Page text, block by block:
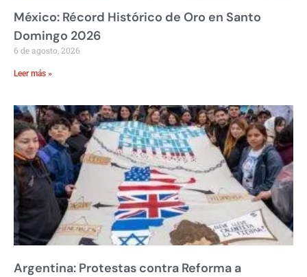
México: Récord Histórico de Oro en Santo
Domingo 2026
6 de agosto, 2026
Leer más »
Argentina: Protestas contra Reforma a